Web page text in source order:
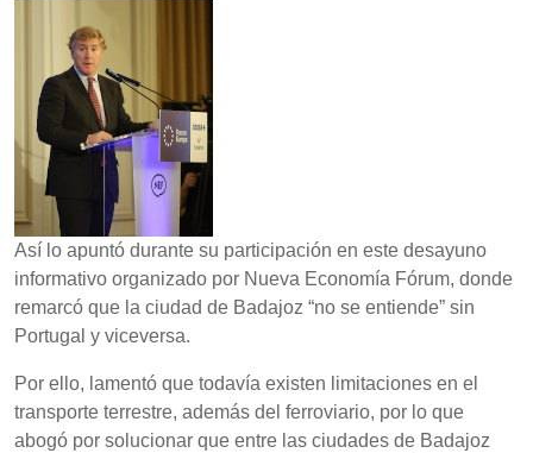
Así lo apuntó durante su participación en este desayuno
informativo organizado por Nueva Economía Fórum, donde
remarcó que la ciudad de Badajoz “no se entiende” sin
Portugal y viceversa.
Por ello, lamentó que todavía existen limitaciones en el
transporte terrestre, además del ferroviario, por lo que
abogó por solucionar que entre las ciudades de Badajoz